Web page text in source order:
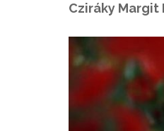
Cziráky